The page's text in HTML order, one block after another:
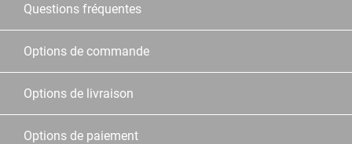
Questions fréquentes
Options de commande
Options de livraison
Options de paiement